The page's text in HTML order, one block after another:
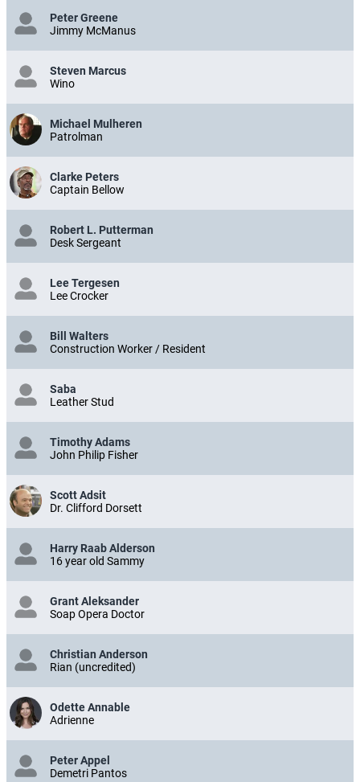
Peter Greene
Jimmy McManus
Steven Marcus
Wino
Michael Mulheren
Patrolman
Clarke Peters
Captain Bellow
Robert L. Putterman
Desk Sergeant
Lee Tergesen
Lee Crocker
Bill Walters
Construction Worker / Resident
Saba
Leather Stud
Timothy Adams
John Philip Fisher
Scott Adsit
Dr. Clifford Dorsett
Harry Raab Alderson
16 year old Sammy
Grant Aleksander
Soap Opera Doctor
Christian Anderson
Rian (uncredited)
Odette Annable
Adrienne
Peter Appel
Demetri Pantos